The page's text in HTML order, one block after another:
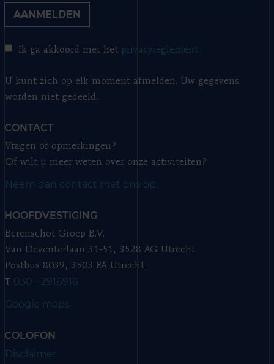
AANMELDEN
Ik ga akkoord met het privacyreglement.
U kunt zich op elk moment afmelden. Uw gegevens
worden niet gedeeld.
CONTACT
Vragen of opmerkingen?
Of wilt u meer weten over onze activiteiten?
Neem dan contact met ons op.
HOOFDVESTIGING
Berenschot Groep B.V.
Van Deventerlaan 31-51, 3528 AG Utrecht
Postbus 8039, 3503 RA Utrecht
T 030 - 2916916
Google maps
COLOFON
Disclaimer